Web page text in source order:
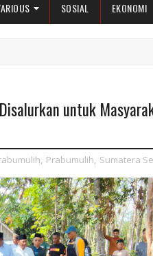
SOSIAL EKONOMI
untuk
, Prabumulih, Sumatera